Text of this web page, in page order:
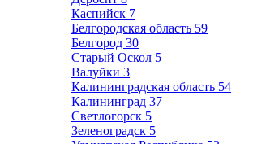
Каспийск 7
Белгородская область 59
Белгород 30
Старый Оскол 5
Валуйки 3
Калининградская область 54
Калининград 37
Светлогорск 5
Зеленоградск 5